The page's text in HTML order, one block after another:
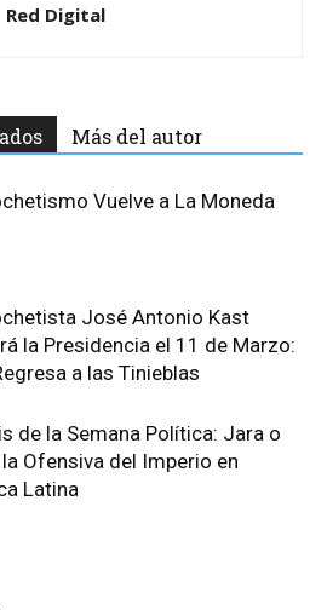
Red Digital
Más del autor
Vuelve a La Moneda
José Antonio Kast
la Presidencia el 11 de Marzo:
a las Tinieblas
de la Semana Política: Jara o
Ofensiva del Imperio en
Latina